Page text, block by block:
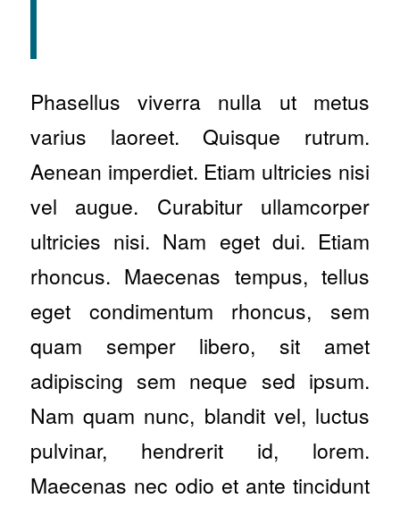
Phasellus viverra nulla ut metus
varius laoreet. Quisque rutrum.
Aenean imperdiet. Etiam ultricies nisi
vel augue. Curabitur ullamcorper
ultricies nisi. Nam eget dui. Etiam
rhoncus. Maecenas tempus, tellus
eget condimentum rhoncus, sem
quam semper libero, sit amet
adipiscing sem neque sed ipsum.
Nam quam nunc, blandit vel, luctus
pulvinar, hendrerit id, lorem.
Maecenas nec odio et ante tincidunt